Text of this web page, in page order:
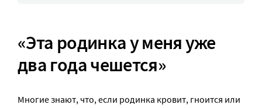
«Эта родинка у меня уже
два года чешется»
Многие знают, что, если родинка кровит, гноится или